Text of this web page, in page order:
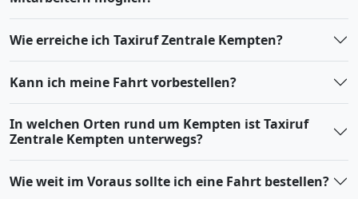
Wie erreiche ich Taxiruf Zentrale Kempten?
Kann ich meine Fahrt vorbestellen?
In welchen Orten rund um Kempten ist Taxiruf
Zentrale Kempten unterwegs?
Wie weit im Voraus sollte ich eine Fahrt bestellen?